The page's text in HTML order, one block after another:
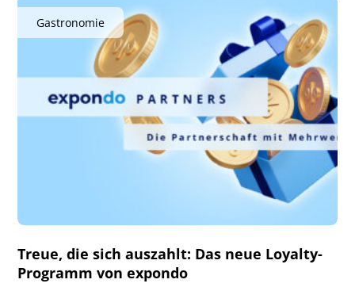
Gastronomie
Treue, die sich auszahlt: Das neue Loyalty-
Programm von expondo